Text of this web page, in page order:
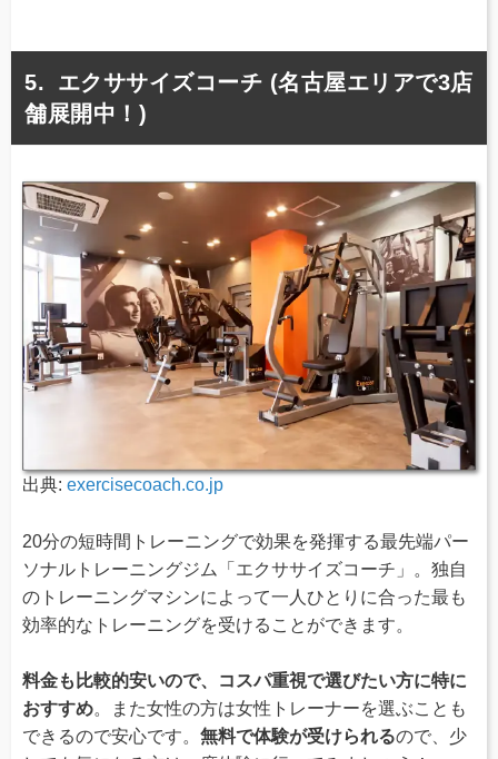
エクササイズコーチ (名古屋エリアで3店
舗展開中！)
出典: exercisecoach.co.jp
20分の短時間トレーニングで効果を発揮する最先端パー
ソナルトレーニングジム「エクササイズコーチ」。独自
のトレーニングマシンによって一人ひとりに合った最も
効率的なトレーニングを受けることができます。
料金も比較的安いので、コスパ重視で選びたい方に特に
おすすめ。また女性の方は女性トレーナーを選ぶことも
できるので安心です。 無料で体験が受けられるので、少